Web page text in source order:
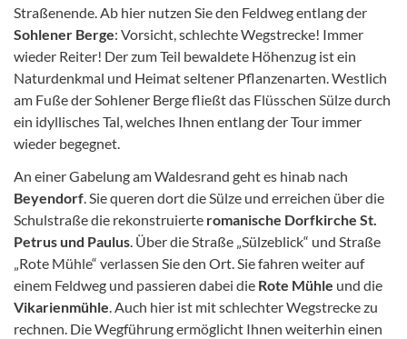
Straßenende. Ab hier nutzen Sie den Feldweg entlang der
Sohlener Berge: Vorsicht, schlechte Wegstrecke! Immer
wieder Reiter! Der zum Teil bewaldete Höhenzug ist ein
Naturdenkmal und Heimat seltener Pflanzenarten. Westlich
am Fuße der Sohlener Berge fließt das Flüsschen Sülze durch
ein idyllisches Tal, welches Ihnen entlang der Tour immer
wieder begegnet.
An einer Gabelung am Waldesrand geht es hinab nach
Beyendorf . Sie queren dort die Sülze und erreichen über die
Schulstraße die rekonstruierte romanische Dorfkirche St.
Petrus und Paulus . Über die Straße „Sülzeblick“ und Straße
„Rote Mühle“ verlassen Sie den Ort. Sie fahren weiter auf
einem Feldweg und passieren dabei die Rote Mühle und die
Vikarienmühle . Auch hier ist mit schlechter Wegstrecke zu
rechnen. Die Wegführung ermöglicht Ihnen weiterhin einen